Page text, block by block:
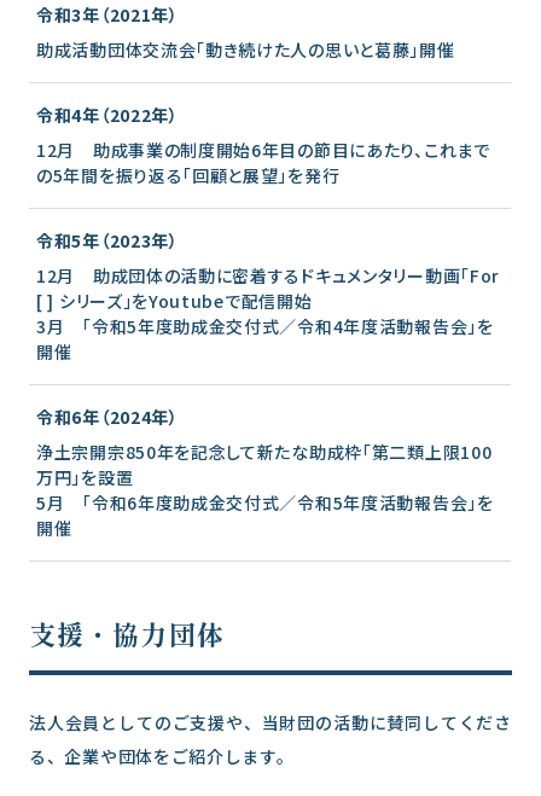
令和3年（2021年）
助成活動団体交流会「動き続けた人の思いと葛藤」開催
令和4年（2022年）
12月 助成事業の制度開始6年目の節目にあたり、これまで
の5年間を振り返る「回顧と展望」を発行
令和5年（2023年）
12月 助成団体の活動に密着するドキュメンタリー動画「For
[ ] シリーズ」をYoutubeで配信開始
3月 「令和5年度助成金交付式／令和4年度活動報告会」を
開催
令和6年（2024年）
浄土宗開宗850年を記念して新たな助成枠「第二類上限100
万円」を設置
5月 「令和6年度助成金交付式／令和5年度活動報告会」を
開催
支援・協力団体
法人会員としてのご支援や、当財団の活動に賛同してくださ
る、企業や団体をご紹介します。